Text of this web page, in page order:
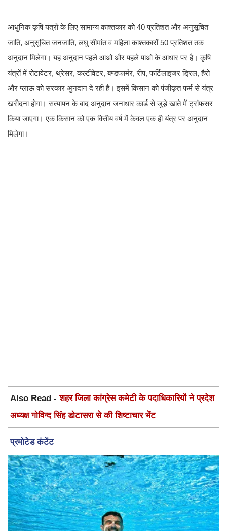
आधुनिक कृषि यंत्रों के लिए सामान्य काश्तकार को 40 प्रतिशत और अनुसूचित
जाति, अनुसूचित जनजाति, लघु सीमांत व महिला काश्तकारों 50 प्रतिशत तक
अनुदान मिलेगा। यह अनुदान पहले आओ और पहले पाओ के आधार पर है। कृषि
यंत्रों में रोटावेटर, थ्रेसर, कल्टीवेटर, बण्डफार्मर, रीप, फर्टिलाइजर ड्रिल, हैरो
और प्लाऊ को सरकार अुनदान दे रही है। इसमें किसान को पंजीकृत फर्म से यंत्र
खरीदना होगा। सत्यापन के बाद अनुदान जनाधार कार्ड से जुडे़ खाते में ट्रांफसर
किया जाएगा। एक किसान को एक वित्तीय वर्ष में केवल एक ही यंत्र पर अनुदान
मिलेगा।
Also Read -शहर जिला कांग्रेस कमेटी के पदाधिकारियों ने प्रदेश
अध्यक्ष गोविन्द सिंह डोटासरा से की शिष्टाचार भेंट